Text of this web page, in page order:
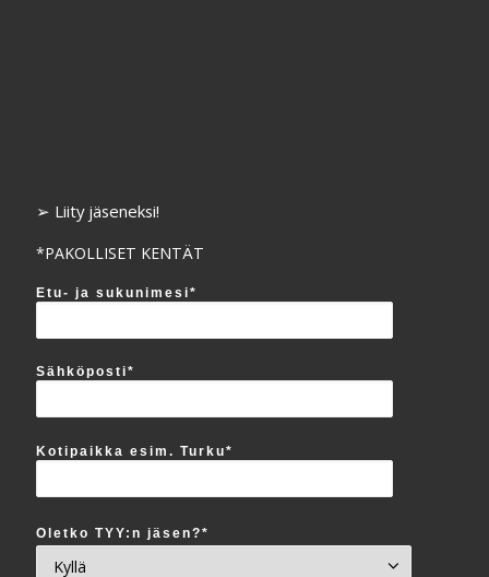
➢ Liity jäseneksi!
*PAKOLLISET KENTÄT
Etu- ja sukunimesi*
Sähköposti*
Kotipaikka esim. Turku*
Oletko TYY:n jäsen?*